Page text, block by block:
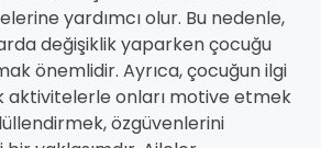
yardımcı olur. Bu nedenle,
değişiklik yaparken çocuğu
önemlidir. Ayrıca, çocuğun ilgi
aktivitelerle onları motive etmek
özgüvenlerini